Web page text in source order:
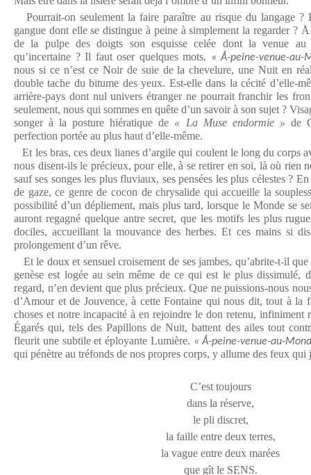
Pourrait-on seulement la faire paraître au risque du langage ?
gangue dont elle se distingue à peine à simplement la regarder ?
de la pulpe des doigts son esquisse celée dont la venue au
qu’incertaine ? Il faut oser quelques mots.
« Å-peine-venue-au-
nous si ce n’est ce Noir de suie de la chevelure, une Nuit en
double tache du bitume des yeux. Est-elle dans la cécité d’elle-
arrière-pays dont nul univers étranger ne pourrait franchir les
seulement, nous qui sommes en quête d’un savoir à son sujet ?
songer à la posture hiératique de « La Muse endormie » de
perfection portée au plus haut d’elle-même.
Et les bras, ces deux lianes d’argile qui coulent le long du corps
nous disent-ils le précieux, pour elle, à se retirer en soi, là où rien
sauf ses songes les plus fluviaux, ses pensées les plus célestes ?
de gaze, ce genre de cocon de chrysalide qui accueille la
possibilité d’un dépliement, mais plus tard, lorsque le Monde se
auront regagné quelque antre secret, que les motifs les plus
dociles, accueillant la mouvance des herbes. Et ces mains si
prolongement d’un rêve.
Et le doux et sensuel croisement de ses jambes, qu’abrite-t-il
genèse est logée au sein même de ce qui est le plus dissimulé,
regard, n’en devient que plus précieux. Que ne puissions-nous
d’Amour et de Jouvence, à cette Fontaine qui nous dit, tout à la
choses et notre incapacité à en rejoindre le don retenu, infiniment
Égarés qui, tels des Papillons de Nuit, battent des ailes tout
fleurit une subtile et éployante Lumière. « Å-peine-venue-au-
qui pénètre au tréfonds de nos propres corps, y allume des feux qui
C’est toujours
dans la réserve,
le pli discret,
la faille entre deux terres,
la vague entre deux marées
que gît le SENS.